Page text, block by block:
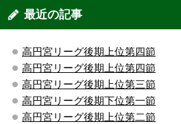
最近の記事
高円宮リーグ後期上位第四節
高円宮リーグ後期上位第四節
高円宮リーグ後期上位第三節
高円宮リーグ後期下位第一節
高円宮リーグ後期上位第二節